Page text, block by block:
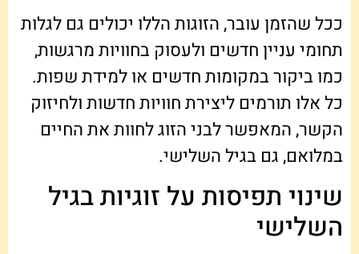
ככל שהזמן עובר, הזוגות הללו יכולים גם לגלות
תחומי עניין חדשים ולעסוק בחוויות מרגשות,
כמו ביקור במקומות חדשים או למידת שפות.
כל אלו תורמים ליצירת חוויות חדשות ולחיזוק
הקשר, המאפשר לבני הזוג לחוות את החיים
במלואם, גם בגיל השלישי.
שינוי תפיסות על זוגיות בגיל
השלישי